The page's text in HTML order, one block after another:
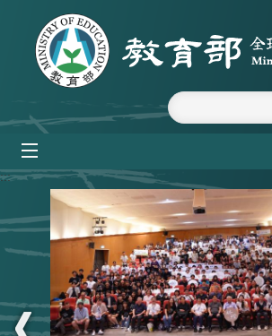
跳到主要內容區塊
:::